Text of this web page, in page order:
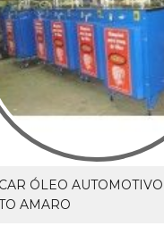
ÓLEO
AMARO